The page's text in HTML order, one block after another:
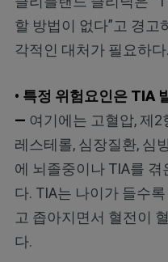
할 방법이 없다”고 경고
각적인 대처가 필요하다.
• 특정 위험요인은 TIA
— 여기에는 고혈압, 제2
레스테롤, 심장질환, 심
에 뇌졸중이나 TIA를
다. TIA는 나이가 들수
고 좁아지면서 혈전이
다.